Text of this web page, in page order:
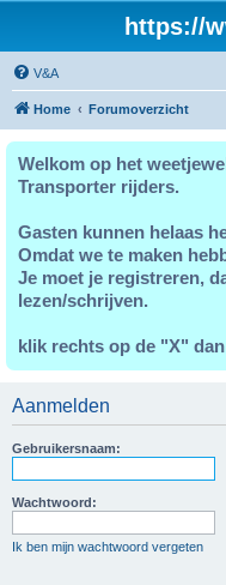
https://
V&A
Home Forumoverzicht
Welkom op het
Transporter rijders.
Gasten kunnen helaas
Omdat we te maken
Je moet je registreren,
lezen/schrijven.
klik rechts op de "X"
Aanmelden
Gebruikersnaam:
Wachtwoord:
Ik ben mijn wachtwoord vergeten